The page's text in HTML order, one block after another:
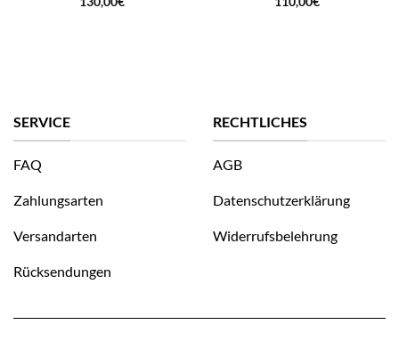
SERVICE
FAQ
Zahlungsarten
Versandarten
Rücksendungen
RECHTLICHES
AGB
Datenschutzerklärung
Widerrufsbelehrung